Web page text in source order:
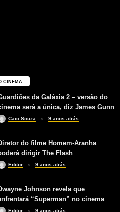
CINEMA
da Galáxia 2 – versão do
será a única, diz James Gunn
Caio Souza 9 anos atrás
do filme Homem-Aranha
dirigir The Flash
Editor 9 anos atrás
Johnson revela que
“Superman” no cinema
Editor 9 anos atrás